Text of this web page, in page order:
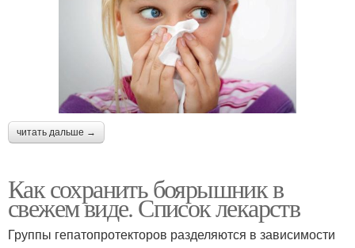
читать дальше →
Как сохранить боярышник в
свежем виде. Список лекарств
Группы гепатопротекторов разделяются в зависимости